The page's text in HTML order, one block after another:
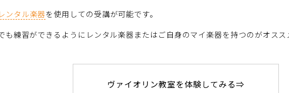
レンタル楽器を使用しての受講が可能です。
も練習ができるようにレンタル楽器またはご自身のマイ楽器を持つのがオス
ヴァイオリン教室を体験してみる⇒